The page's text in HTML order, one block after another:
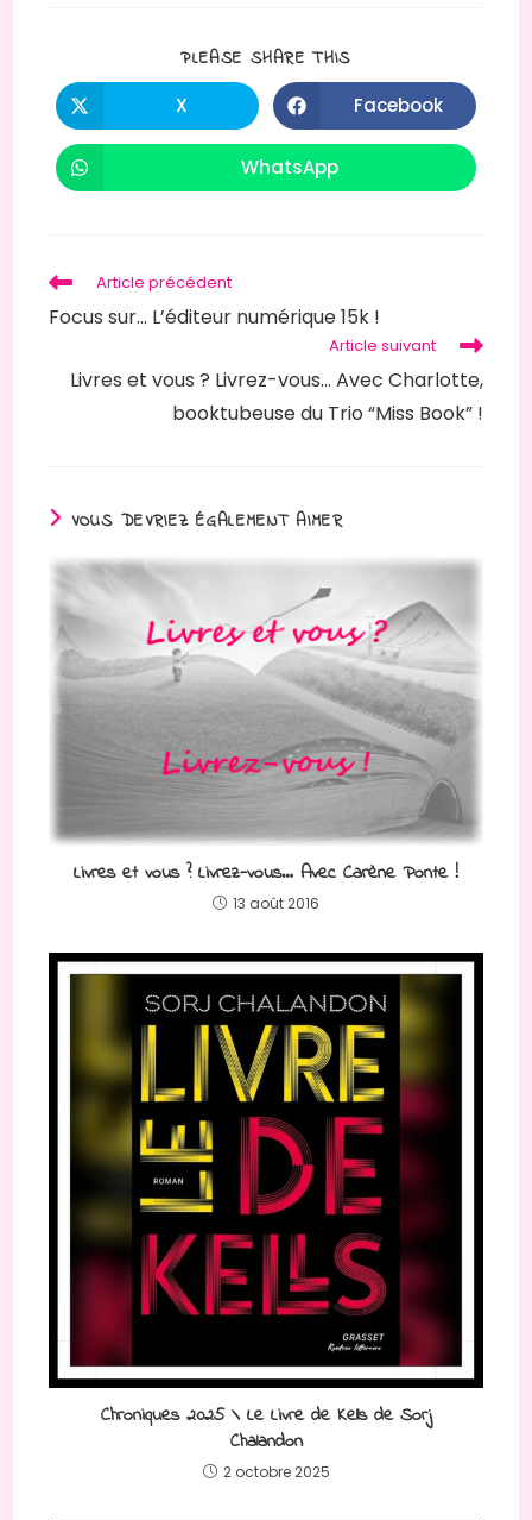
PLEASE SHARE THISPARTAGER
CONTENU
Ouvrir
dans
une
X Ouvrir
dans
une
Facebook
Ouvrir
dans
WhatsApp
Read
articles
Article précédent
Focus sur… L’éditeur numérique 15k !
Article suivant
Livres et vous ? Livrez-vous… Avec Charlotte,
booktubeuse du Trio “Miss Book” !
VOUS DEVRIEZ ÉGALEMENT AIMER
Livres et vous ? Livrez-vous… Avec Carène Ponte !
13 août 2016
Chroniques 2025 \ Le Livre de Kells de Sorj
Chalandon
2 octobre 2025